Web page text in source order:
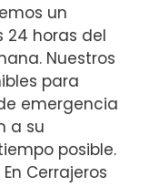
un
24 horas del
Nuestros
para
emergencia
a su
posible.
En Cerrajeros